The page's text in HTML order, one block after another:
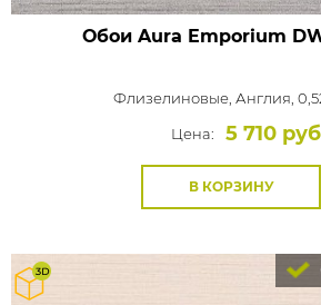
Обои Aura Emporium
Флизелиновые, Англия,
Цена:
5 710
В КОРЗИНУ